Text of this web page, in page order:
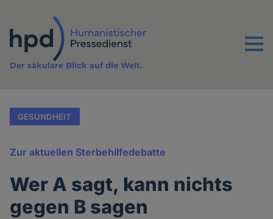
Inhalt
Menu
Der säkulare Blick auf die Welt.
GESUNDHEIT
Zur aktuellen Sterbehilfedebatte
Wer A sagt, kann nichts
gegen B sagen